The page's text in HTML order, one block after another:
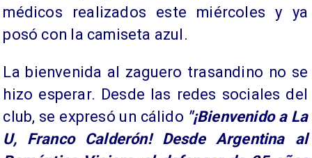
médicos realizados este miércoles y ya
posó con la camiseta azul.
La bienvenida al zaguero trasandino no se
hizo esperar. Desde las redes sociales del
club, se expresó un cálido "¡Bienvenido a La
U, Franco Calderón! Desde Argentina al